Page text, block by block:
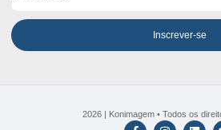
Inscrever-se
2026 | Konimagem • Todos os